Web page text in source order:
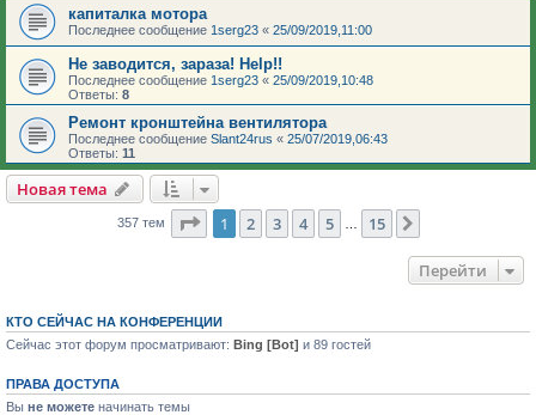
капиталка мотора
Последнее сообщение 1serg23 « 25/09/2019,11:00
Не заводится, зараза! Help!!
Последнее сообщение 1serg23 « 25/09/2019,10:48
Ответы: 8
Ремонт кронштейна вентилятора
Последнее сообщение Slant24rus « 25/07/2019,06:43
Ответы: 11
Новая тема
357 тем Страница из 15
1 2 3 4 5 15
Перейти
КТО СЕЙЧАС НА КОНФЕРЕНЦИИ
Сейчас этот форум просматривают: Bing [Bot] и 89 гостей
ПРАВА ДОСТУПА
Вы не можете начинать темы